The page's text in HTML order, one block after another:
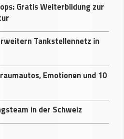
Gratis Weiterbildung zur
Tankstellennetz in
Emotionen und 10
in der Schweiz